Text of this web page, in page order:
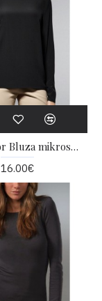
Doamnelor Bluza mikroszálas
16.00€